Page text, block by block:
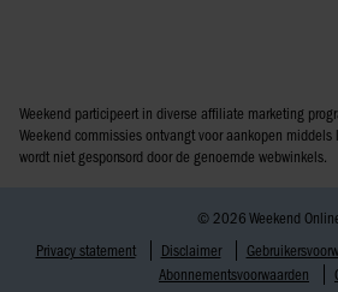
Weekend participeert in diverse affiliate marketing
Weekend commissies ontvangt voor aankopen
wordt niet gesponsord door de genoemde webwinkels.
© 2026 Weekend
Privacy statement
Disclaimer
Abonnementsvoorwaarden